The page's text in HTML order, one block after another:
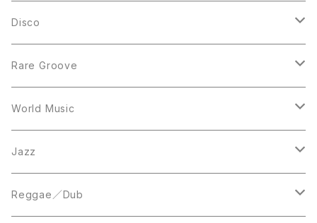
LP
LP
12inch
Disco
7inch
12inch
LP
Acetate Press
Rare Groove
12inch
LP
World Music
12inch
LP
Jazz
LP
Reggae／Dub